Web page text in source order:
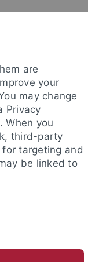
are
your
may change
Privacy
When you
third-party
targeting and
be linked to